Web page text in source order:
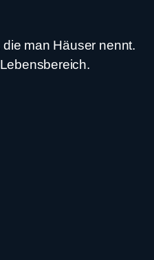
man Häuser nennt.